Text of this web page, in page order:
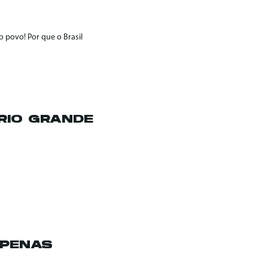
povo! Por que o Brasil
GRANDE